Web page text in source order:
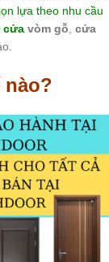
lựa theo nhu cầu
cửa vòm gỗ cửa